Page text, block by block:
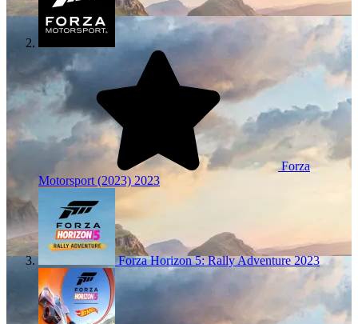
Forza
Motorsport (2023) 2023
Forza Horizon 5: Rally Adventure2023